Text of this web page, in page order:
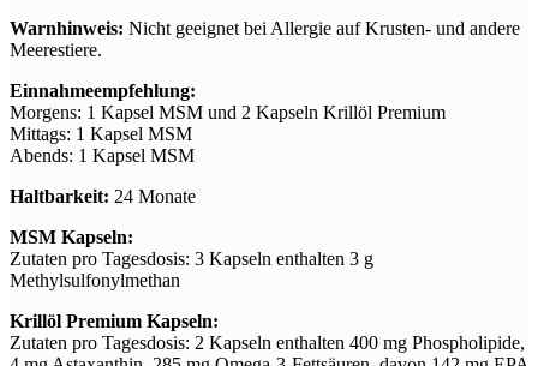
Warnhinweis: Nicht geeignet bei Allergie auf Krusten- und andere
Meerestiere.
Einnahmeempfehlung:
Morgens: 1 Kapsel MSM und 2 Kapseln Krillöl Premium
Mittags: 1 Kapsel MSM
Abends: 1 Kapsel MSM
Haltbarkeit: 24 Monate
MSM Kapseln:
Zutaten pro Tagesdosis: 3 Kapseln enthalten 3 g
Methylsulfonylmethan
Krillöl Premium Kapseln:
Zutaten pro Tagesdosis: 2 Kapseln enthalten 400 mg Phospholipide,